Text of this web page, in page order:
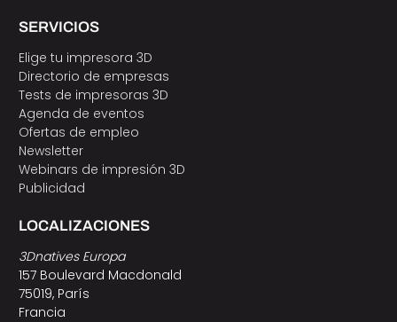
SERVICIOS
Elige tu impresora 3D
Directorio de empresas
Tests de impresoras 3D
Agenda de eventos
Ofertas de empleo
Newsletter
Webinars de impresión 3D
Publicidad
LOCALIZACIONES
3Dnatives Europa
157 Boulevard Macdonald
75019, París
Francia